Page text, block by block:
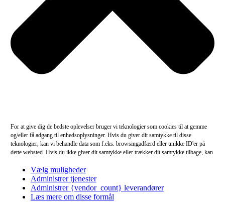
For at give dig de bedste oplevelser bruger vi teknologier som cookies til at gemme
og/eller få adgang til enhedsoplysninger. Hvis du giver dit samtykke til disse
teknologier, kan vi behandle data som f.eks. browsingadfærd eller unikke ID'er på
dette websted. Hvis du ikke giver dit samtykke eller trækker dit samtykke tilbage, kan
Funktionsdygtig
Funktionsdygtig
Præferencer
Præferencer
Statistikker
Statistikker
Vælg muligheder
Administrer tjenester
Administrer {vendor_count} leverandører
Læs mere om disse formål